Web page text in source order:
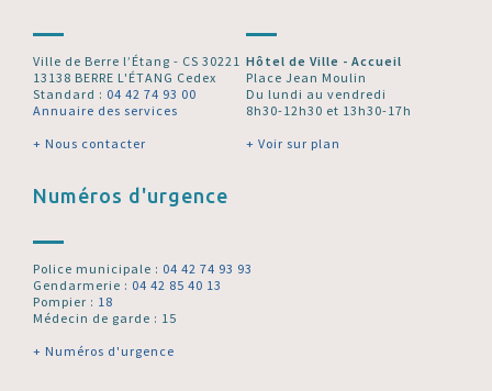
Ville de Berre l’Étang - CS 30221
13138 BERRE L'ÉTANG Cedex
Standard : 04 42 74 93 00
Annuaire des services
+ Nous contacter
Hôtel de Ville - Accueil
Place Jean Moulin
Du lundi au vendredi
8h30-12h30 et 13h30-17h
+ Voir sur plan
Numéros d'urgence
Police municipale : 04 42 74 93 93
Gendarmerie : 04 42 85 40 13
Pompier : 18
Médecin de garde : 15
+ Numéros d'urgence